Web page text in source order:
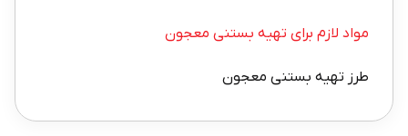
مواد لازم برای تهیه بستنی معجون
طرز تهیه بستنی معجون